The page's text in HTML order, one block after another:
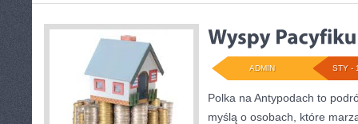
STY -
ADMIN
Polka na Antypodach to
myślą o osobach, które